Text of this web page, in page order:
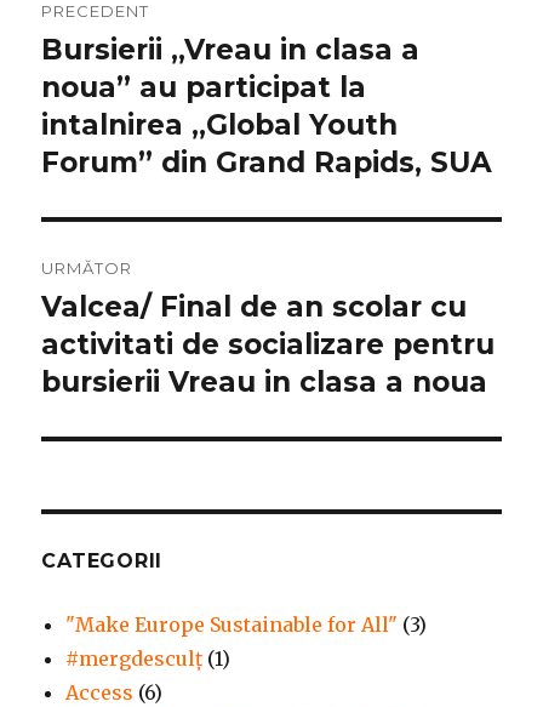
în
articole
PRECEDENT
Articolul
anterior:
Bursierii „Vreau in clasa a
noua” au participat la
intalnirea „Global Youth
Forum” din Grand Rapids, SUA
URMĂTOR
Articolul
următor:
Valcea/ Final de an scolar cu
activitati de socializare pentru
bursierii Vreau in clasa a noua
CATEGORII
"Make Europe Sustainable for All" (3)
#mergdesculţ (1)
Access (6)